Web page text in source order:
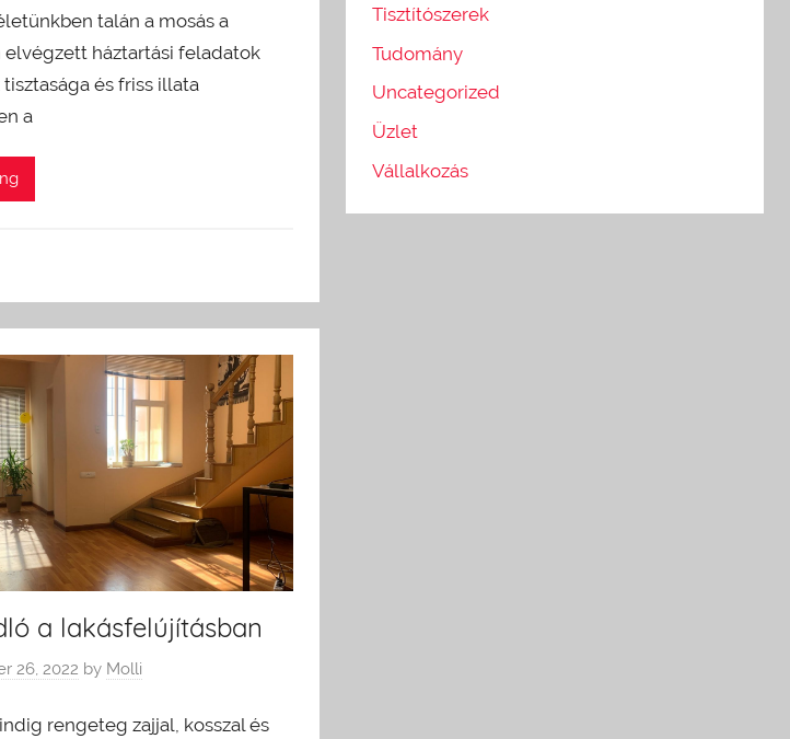
talán a mosás a
elvégzett háztartási feladatok
és friss illata
a
a lakásfelújításban
26, 2022 by Molli
rengeteg zajjal, kosszal és
Tisztítószerek
Tudomány
Uncategorized
Üzlet
Vállalkozás